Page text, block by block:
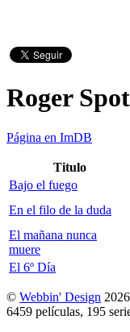
Roger
Página en ImDB
Titulo
Bajo el fuego
En el filo de la duda
El mañana nunca
muere
El 6º Día
© Webbin' Design 2026
6459 películas, 195